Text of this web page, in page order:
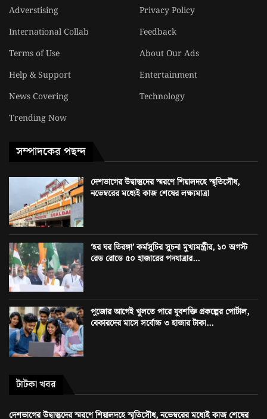
Adverstising
Privacy Policy
International Collab
Feedback
Terms of Use
About Our Ads
Help & Support
Entertainment
News Covering
Technology
Trending Now
সম্পাদকের পছন্দ
দেশভাগের উদ্বাস্তুদের স্মরণে শিয়ালদহে স্মৃতিসৌধ,
নভেম্বরের মধ্যেই কাজ শেষের লক্ষ্যমাত্রা
‘হর ঘর তিরঙ্গা’ কর্মসূচির সূচনা মুখ্যমন্ত্রীর, ১০ অগস্ট
রেড রোডে ৫০ হাজারের পদযাত্রার...
পুজোর আগেই খুলতে পারে যুবশক্তি প্রকল্পের পোর্টাল,
বেকারদের মাসে সর্বোচ্চ ৩ হাজার টাকা...
টাটকা খবর
দেশভাগের উদ্বাস্তুদের স্মরণে শিয়ালদহে স্মৃতিসৌধ, নভেম্বরের মধ্যেই কাজ শেষের